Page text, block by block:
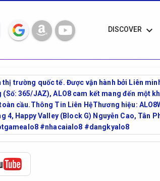
DISCOVER keyboard_arrow_down
trường quốc tế. Được vận hành bởi Liên
365/JAZ), ALO8 cam kết mang đến một
cầu.Thông Tin Liên HệThương hiệu:
Happy Valley (Block G) Nguyễn Cao, Tân
#nhacaialo8 #dangkyalo8